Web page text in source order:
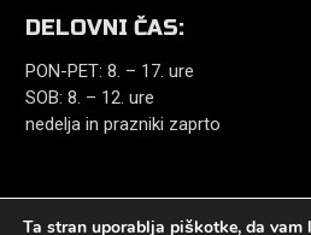
DELOVNI ČAS:
PON-PET: 8. – 17. ure
SOB: 8. – 12. ure
nedelja in prazniki zaprto
Ta stran uporablja piškotke, da